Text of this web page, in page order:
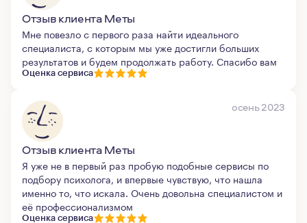
Отзыв клиента Меты
Мне повезло с первого раза найти идеального
специалиста, с которым мы уже достигли больших
результатов и будем продолжать работу. Спасибо вам
Оценка сервиса
осень 2023
Отзыв клиента Меты
Я уже не в первый раз пробую подобные сервисы по
подбору психолога, и впервые чувствую, что нашла
именно то, что искала. Очень довольна специалистом и
её профессионализмом
Оценка сервиса